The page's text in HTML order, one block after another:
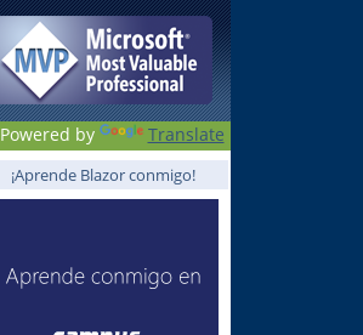
Powered by Translate
¡Aprende Blazor conmigo!